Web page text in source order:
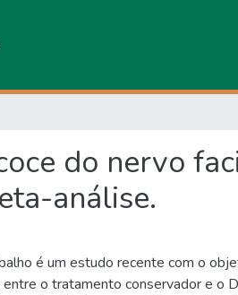
do nervo
análise.
é um estudo recente com o
o tratamento conservador e o